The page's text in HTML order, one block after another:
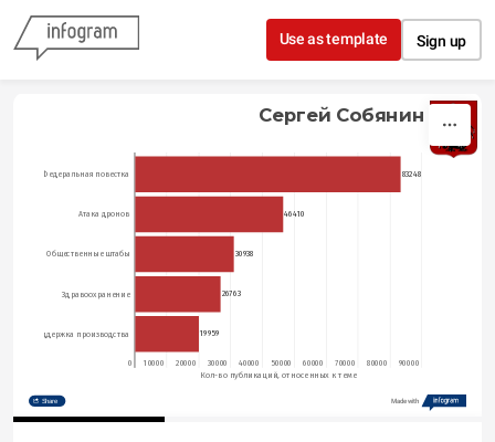
Skip to content
Use as template Sign up
Сергей Собянин
Федеральная повестка
Атака дронов
Общественные штабы
Здравоохранение
Поддержка производства
0 10000 20000 30000 40000 50000 60000 70000 80000 90000
83248
46410
30938
26763
19959
Кол-во публикаций, относенных к теме
Share Made with